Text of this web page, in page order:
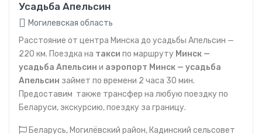
Усадьба Апельсин
Могилевская область
Расстояние от центра Минска до усадьбы Апельсин —
220 км. Поездка на такси по маршруту Минск —
усадьба Апельсин и аэропорт Минск — усадьба
Апельсин займет по времени 2 часа 30 мин.
Предоставим также трансфер на любую поездку по
Беларуси, экскурсию, поездку за границу.
Беларусь, Могилёвский район, Кадинский сельсовет